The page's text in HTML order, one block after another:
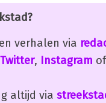
verhalen via
Twitter, Instagram
altijd via